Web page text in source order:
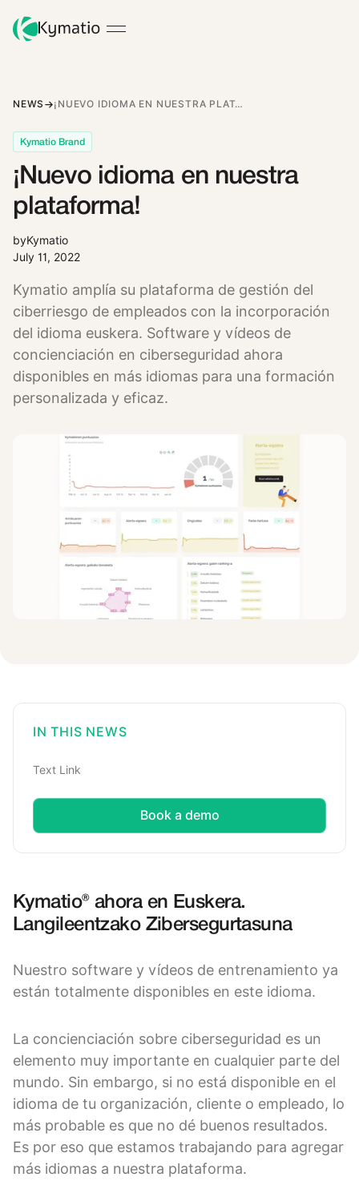
NEWS ¡NUEVO IDIOMA EN NUESTRA PLATAFORMA!
Kymatio Brand
¡Nuevo idioma en nuestra
plataforma!
byKymatio
July 11, 2022
Kymatio amplía su plataforma de gestión del
ciberriesgo de empleados con la incorporación
del idioma euskera. Software y vídeos de
concienciación en ciberseguridad ahora
disponibles en más idiomas para una formación
personalizada y eficaz.
IN THIS NEWS
Text Link
Book a demo
Kymatio® ahora en Euskera.
Langileentzako Zibersegurtasuna
Nuestro software y vídeos de entrenamiento ya
están totalmente disponibles en este idioma.
La concienciación sobre ciberseguridad es un
elemento muy importante en cualquier parte del
mundo. Sin embargo, si no está disponible en el
idioma de tu organización, cliente o empleado, lo
más probable es que no dé buenos resultados.
Es por eso que estamos trabajando para agregar
más idiomas a nuestra plataforma.